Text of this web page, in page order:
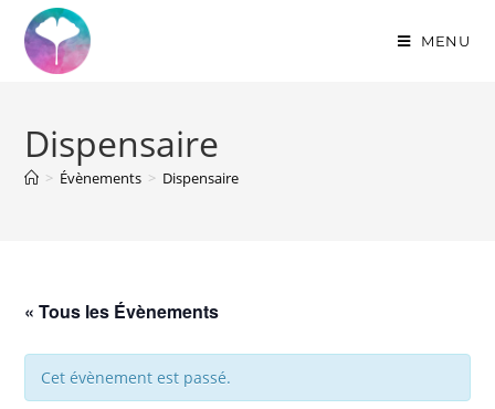
MENU
Dispensaire
> Évènements > Dispensaire
« Tous les Évènements
Cet évènement est passé.